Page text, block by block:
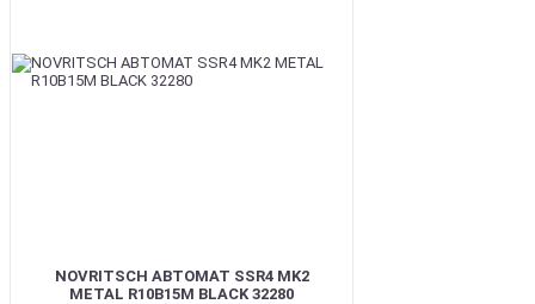
NOVRITSCH АВТОМАТ SSR4 MK2
METAL R10B15M BLACK 32280